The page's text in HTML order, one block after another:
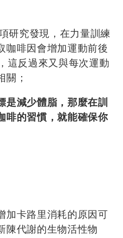
研究發現，在力量訓練
咖啡因會增加運動前後
這反過來又與每次運動
關；
是減少體脂，那麼在訓
啡的習慣，就能確保你
加卡路里消耗的原因可
陳代謝的生物活性物